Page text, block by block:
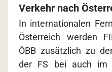
Verkehr nach
In internationalen
Österreich werden
ÖBB zusätzlich zu
der FS bei auch im